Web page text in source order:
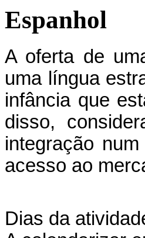
Espanhol
A oferta de
uma língua
infância que
disso,
integração
acesso ao
Dias da